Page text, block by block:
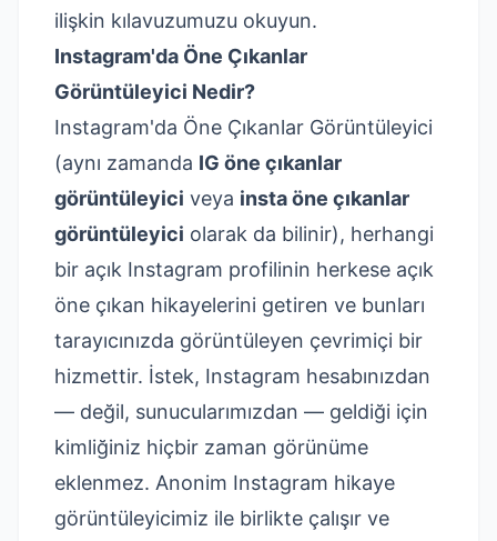
ilişkin kılavuzumuzu okuyun.
Instagram'da Öne Çıkanlar
Görüntüleyici Nedir?
Instagram'da Öne Çıkanlar Görüntüleyici
(aynı zamanda IG öne çıkanlar
görüntüleyici veya insta öne çıkanlar
görüntüleyici olarak da bilinir), herhangi
bir açık Instagram profilinin herkese açık
öne çıkan hikayelerini getiren ve bunları
tarayıcınızda görüntüleyen çevrimiçi bir
hizmettir. İstek, Instagram hesabınızdan
— değil, sunucularımızdan — geldiği için
kimliğiniz hiçbir zaman görünüme
eklenmez. Anonim Instagram hikaye
görüntüleyicimiz ile birlikte çalışır ve